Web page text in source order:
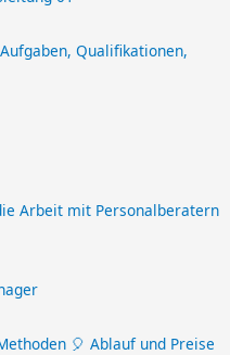
Qualifikationen,
Arbeit mit Personalberatern
🎈 Ablauf und Preise